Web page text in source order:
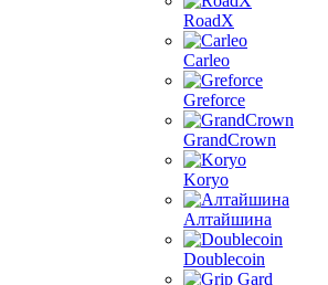
RoadX
Carleo
Greforce
GrandCrown
Koryo
Алтайшина
Doublecoin